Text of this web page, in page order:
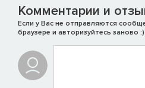
Комментарии и
Если у Вас не отправляются
браузере и авторизуйтесь заново :)